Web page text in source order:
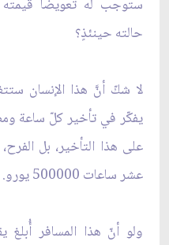
حالته حينئذٍ؟
لا شكّ أنَّ هذا الإنسان
يفكّر في تأخير كلّ ساعة
على هذا التأخير، بل
عشر ساعات 500000 يورو.
ولو أنّ هذا المسافر أُبلغ